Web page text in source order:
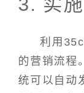
3. 实
利用
的营销流程
统可以自动